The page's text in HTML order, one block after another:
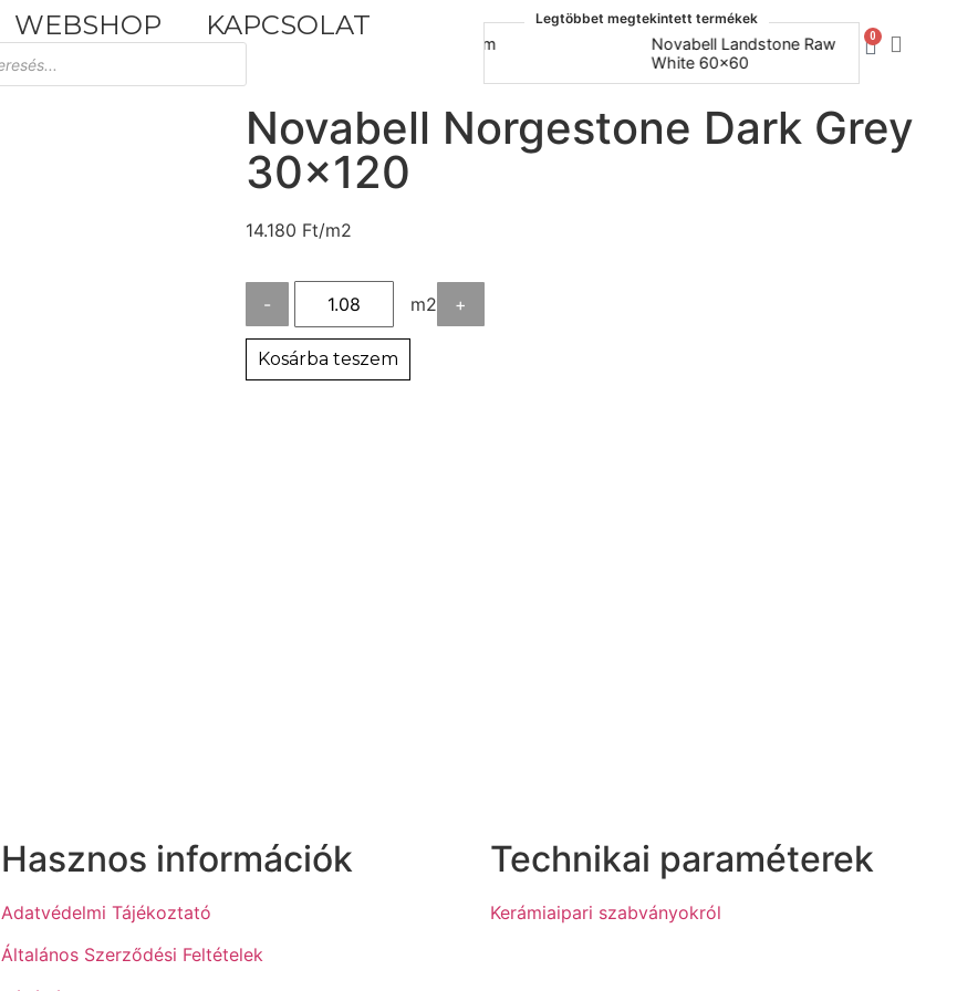
WEBSHOP KAPCSOLAT Legtöbbet megtekintett termékek
Tuscania Durango Medium
Novabell Landstone Raw
White 60x60
0
Novabell Norgestone Dark Grey
30×120
14.180 Ft/m2
- m2 +
Kosárba teszem
Hasznos információk
Adatvédelmi Tájékoztató
Általános Szerződési Feltételek
Technikai paraméterek
Kerámiaipari szabványokról